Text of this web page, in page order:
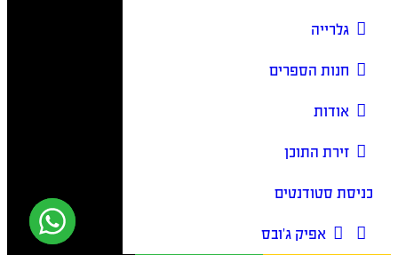
גלרייה
חנות הספרים
אודות
זירת התוכן
כניסת סטודנטים
אפיק ג’ובס